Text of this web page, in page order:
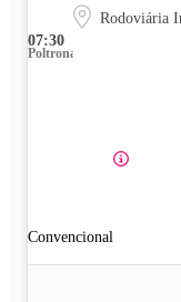
07:30
Rodoviária
Poltrona
Convencional